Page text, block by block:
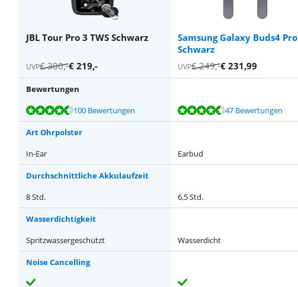
JBL Tour Pro 3 TWS Schwarz
Samsung Galaxy Buds4 Pro
Schwarz
UVP€300,-€ 219,- UVP€249,-€ 231,99
Bewertungen
Bewertet mit 9,0 von 10, basierend auf 100 Bewertungen.
100 Bewertungen
Bewertet mit 9,4 von 10, basierend auf 47 Bewertungen. 47 Bewertungen
Bewertet mit 7,6 von 10, basierend auf 1 Bewertung.
Bewertet mit 7,6 von 10, basierend auf 1 Bewertung.
Bewertet mit 8,5 von 10, basierend auf 22 Bewertungen.
Art Ohrpolster
In-Ear
Earbud
Durchschnittliche Akkulaufzeit
8 Std.
6,5 Std.
Wasserdichtigkeit
Spritzwassergeschützt
Wasserdicht
Noise Cancelling